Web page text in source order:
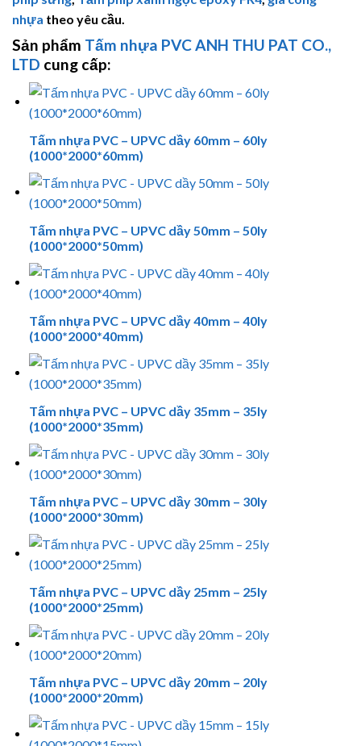
nhựa theo yêu cầu.
Sản phẩm Tấm nhựa PVCANH THU PAT CO.,
LTD cung cấp:
Tấm nhựa PVC – UPVC dầy 60mm – 60ly
(1000*2000*60mm)
Tấm nhựa PVC – UPVC dầy 50mm – 50ly
(1000*2000*50mm)
Tấm nhựa PVC – UPVC dầy 40mm – 40ly
(1000*2000*40mm)
Tấm nhựa PVC – UPVC dầy 35mm – 35ly
(1000*2000*35mm)
Tấm nhựa PVC – UPVC dầy 30mm – 30ly
(1000*2000*30mm)
Tấm nhựa PVC – UPVC dầy 25mm – 25ly
(1000*2000*25mm)
Tấm nhựa PVC – UPVC dầy 20mm – 20ly
(1000*2000*20mm)